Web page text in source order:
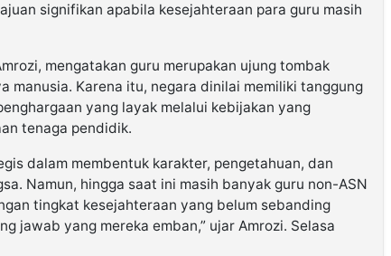
signifikan apabila kesejahteraan para guru masih
mengatakan guru merupakan ujung tombak
manusia. Karena itu, negara dinilai memiliki tanggung
yang layak melalui kebijakan yang
tenaga pendidik.
dalam membentuk karakter, pengetahuan, dan
Namun, hingga saat ini masih banyak guru non-ASN
tingkat kesejahteraan yang belum sebanding
jawab yang mereka emban,” ujar Amrozi. Selasa